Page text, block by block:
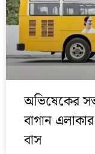
অভিষেকের
বাগান
বাস